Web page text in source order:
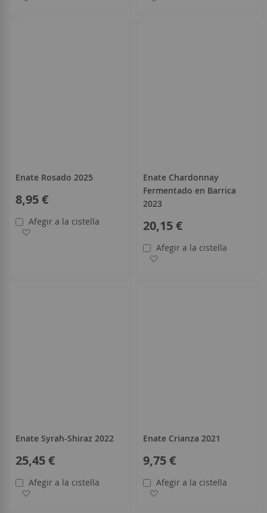
Enate Rosado 2025
8,95 €
Afegir a la cistella
Enate Chardonnay
Fermentado en Barrica
2023
20,15 €
Afegir a la cistella
Enate Syrah-Shiraz 2022
25,45 €
Afegir a la cistella
Enate Crianza 2021
9,75 €
Afegir a la cistella